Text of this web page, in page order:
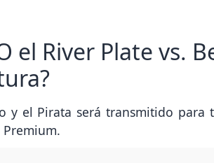
el River Plate vs.
y el Pirata será transmitido para
Premium.